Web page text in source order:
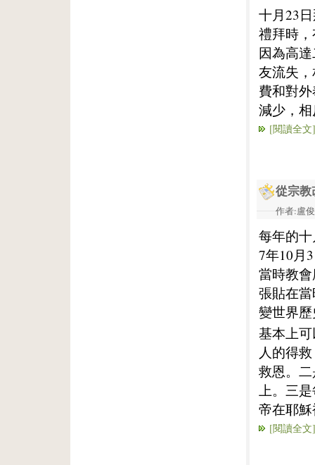
十月23
禮拜時
因為高
友流失
費和對
減少，
[閱讀全文]
從宗教
作者:盧
每年的
7年10月
當時教
張貼在
變世界
基本上
人的得
救恩。
上。三
帝在耶
[閱讀全文]